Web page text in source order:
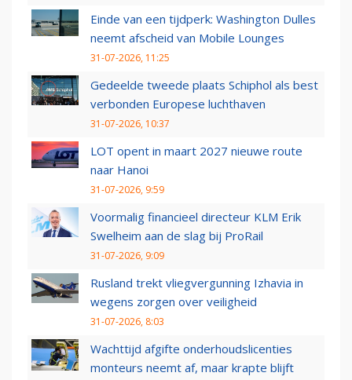
Einde van een tijdperk: Washington Dulles
neemt afscheid van Mobile Lounges
31-07-2026, 11:25
Gedeelde tweede plaats Schiphol als best
verbonden Europese luchthaven
31-07-2026, 10:37
LOT opent in maart 2027 nieuwe route
naar Hanoi
31-07-2026, 9:59
Voormalig financieel directeur KLM Erik
Swelheim aan de slag bij ProRail
31-07-2026, 9:09
Rusland trekt vliegvergunning Izhavia in
wegens zorgen over veiligheid
31-07-2026, 8:03
Wachttijd afgifte onderhoudslicenties
monteurs neemt af, maar krapte blijft